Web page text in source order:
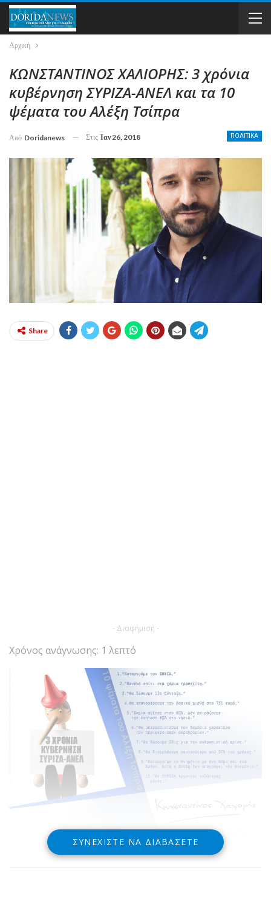
Αρχική
ΚΩΝΣΤΑΝΤΙΝΟΣ ΧΑΛΙΟΡΗΣ: 3 χρόνια
κυβέρνηση ΣΥΡΙΖΑ-ΑΝΕΛ και τα 10
ψέματα του Αλέξη Τσίπρα
ΠΟΛΙΤΙΚΑ
Από Doridanews Στις Ιαν 26, 2018
Share
- Διαφήμιση -
Χρόνος ανάγνωσης: 1 λεπτό
ΣΥΝΕΧΊΣΤΕ ΝΑ ΔΙΑΒΆΣΕΤΕ